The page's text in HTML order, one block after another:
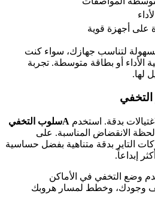
على أجهزة قوية
لتناسب جهازك، سواء كنت
أو بطاقة متوسطة. تجربة
لها.
التخفي
بدقة. استخدم Aسلوب التخفي
الانقضاض المناسبة. على
التاير بدقة متناهية بفضل حساسية
إبداعاً.
وضع التخفي في الأماكن
وجودك، وخطط لمسار هروبك